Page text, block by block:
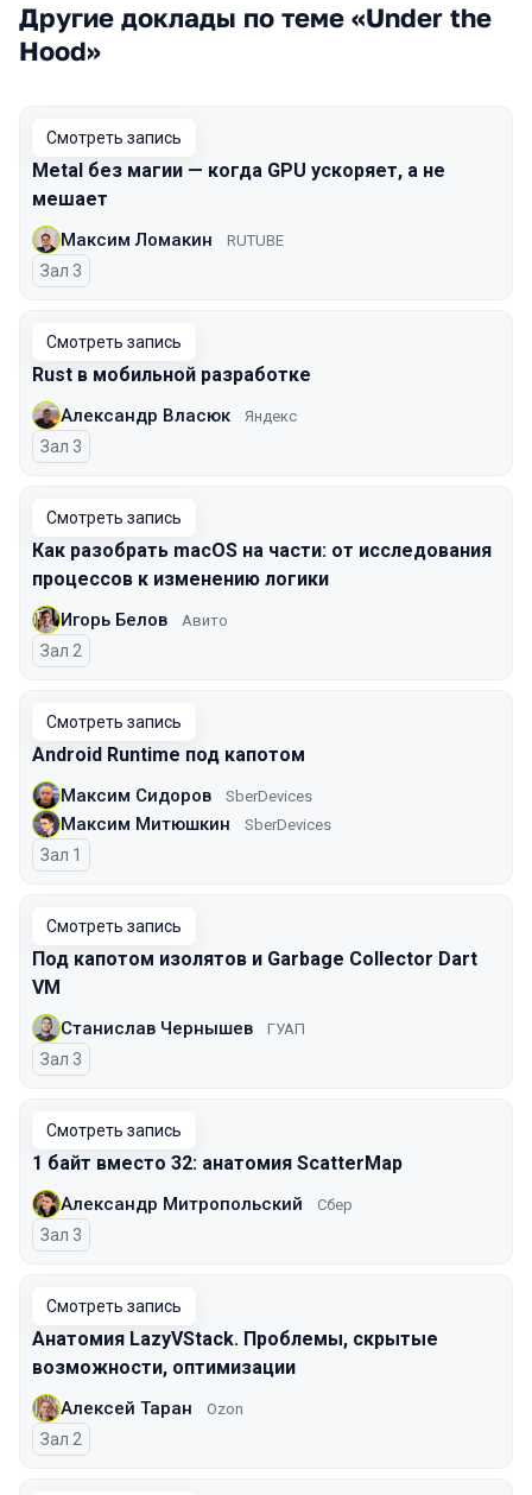
Другие доклады по теме «Under the
Hood»
Смотреть запись
Metal без магии — когда GPU ускоряет, а не
мешает
Максим Ломакин RUTUBE
Зал 3
Смотреть запись
Rust в мобильной разработке
Александр Власюк Яндекс
Зал 3
Смотреть запись
Как разобрать macOS на части: от исследования
процессов к изменению логики
Игорь Белов Авито
Зал 2
Смотреть запись
Android Runtime под капотом
Максим Сидоров SberDevices
Максим Митюшкин SberDevices
Зал 1
Смотреть запись
Под капотом изолятов и Garbage Collector Dart
VM
Станислав Чернышев ГУАП
Зал 3
Смотреть запись
1 байт вместо 32: анатомия ScatterMap
Александр Митропольский Сбер
Зал 3
Смотреть запись
Анатомия LazyVStack. Проблемы, скрытые
возможности, оптимизации
Алексей Таран Ozon
Зал 2